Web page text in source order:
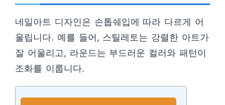
네일아트 디자인은 손톱쉐입에 따라 다르게 어
울립니다. 예를 들어, 스틸레토는 강렬한 아트가
잘 어울리고, 라운드는 부드러운 컬러와 패턴이
조화를 이룹니다.